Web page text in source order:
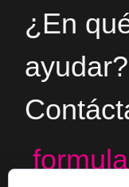
¿En
ayudar?